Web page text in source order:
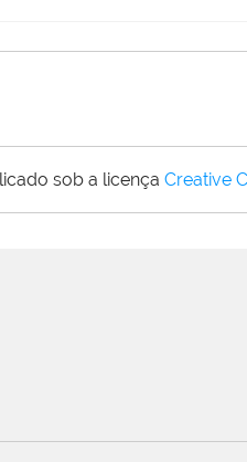
sob a licença Creative